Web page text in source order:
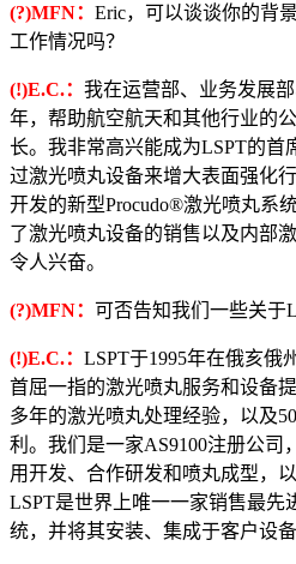
(?)MFN： Eric，可以谈谈你的背
工作情况吗？
(!)E.C.： 我在运营部、业务发展
年，帮助航空航天和其他行业的
长。我非常高兴能成为LSPT的首
过激光喷丸设备来增大表面强化
开发的新型Procudo®激光喷丸系
了激光喷丸设备的销售以及内部
令人兴奋。
(?)MFN： 可否告知我们一些关于
(!)E.C.： LSPT于1995年在俄亥俄
首屈一指的激光喷丸服务和设备
多年的激光喷丸处理经验，以及
利。我们是一家AS9100注册公司
用开发、合作研发和喷丸成型，
LSPT是世界上唯一一家销售最先
统，并将其安装、集成于客户设